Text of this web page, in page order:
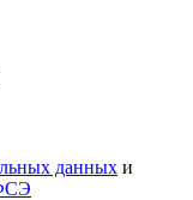
данных и